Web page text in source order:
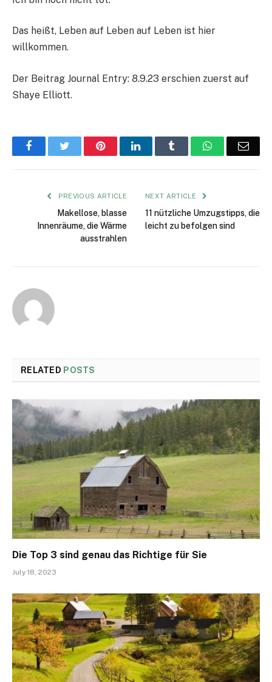
Das heißt, Leben auf Leben auf Leben ist hier
willkommen.
Der Beitrag Journal Entry: 8.9.23 erschien zuerst auf
Shaye Elliott.
FacebookTwitter PinterestLinkedIn Tumblr WhatsApp
PREVIOUS ARTICLE
Makellose, blasse
Innenräume, die Wärme
ausstrahlen
NEXT ARTICLE
11 nützliche Umzugstipps, die
leicht zu befolgen sind
RELATED POSTS
Die Top 3 sind genau das Richtige für Sie
July 18, 2023